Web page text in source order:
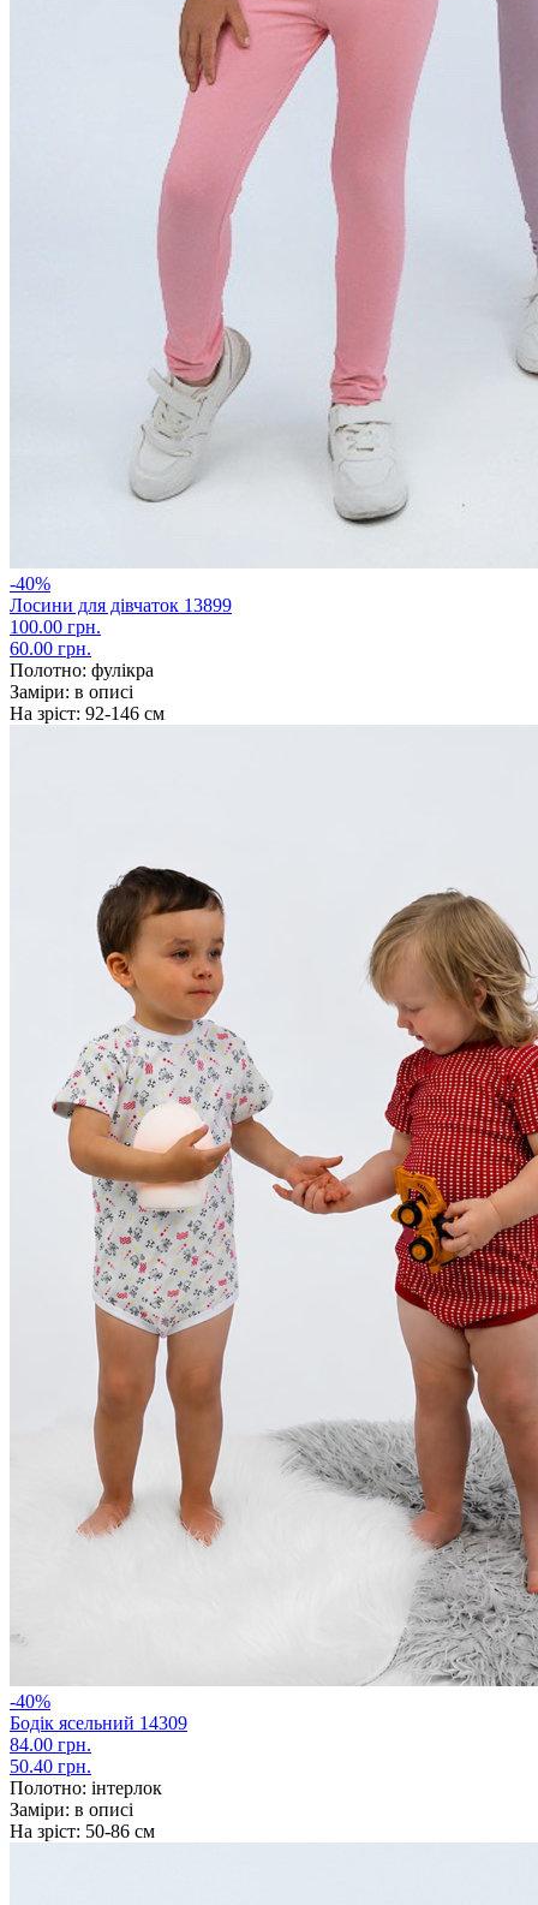
-40%
Лосини для дівчаток 13899
100.00 грн.
60.00 грн.
Полотно: фулікра
Заміри: в описі
На зріст: 92-146 см
-40%
Бодік ясельний 14309
84.00 грн.
50.40 грн.
Полотно: інтерлок
Заміри: в описі
На зріст: 50-86 см